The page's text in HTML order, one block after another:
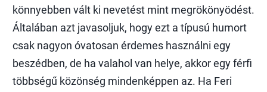
könnyebben vált ki nevetést mint megrökönyödést.
Általában azt javasoljuk, hogy ezt a típusú humort
csak nagyon óvatosan érdemes használni egy
beszédben, de ha valahol van helye, akkor egy férfi
többségű közönség mindenképpen az. Ha Feri